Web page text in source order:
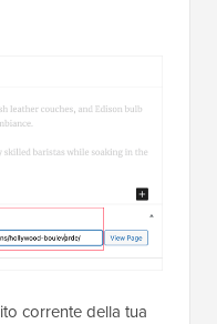
corrente della tua